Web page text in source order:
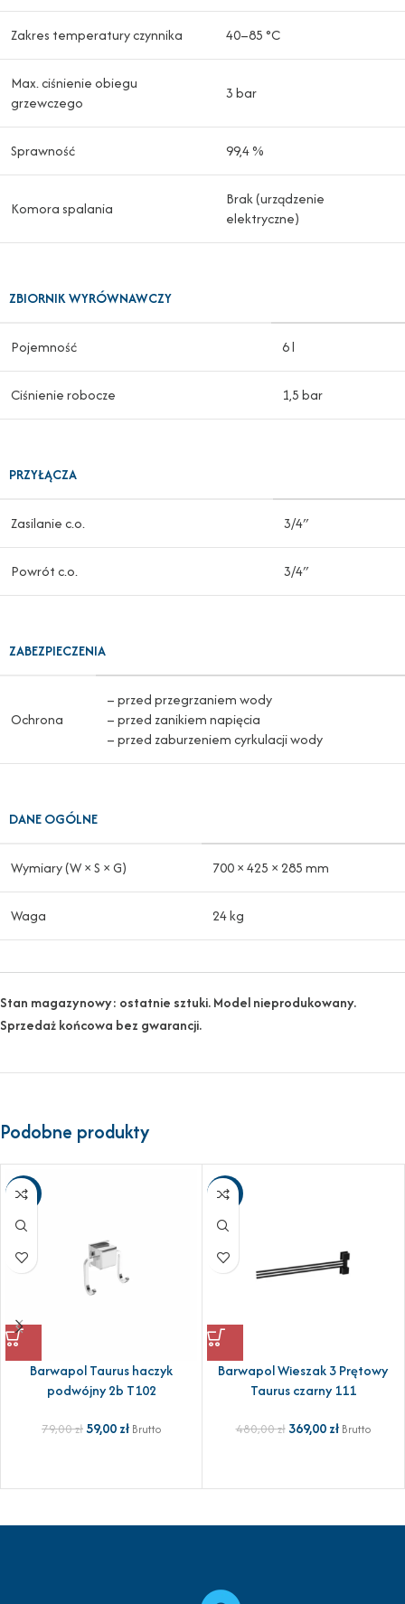
Zakres temperatury czynnika 40–85 °C
Max. ciśnienie obiegu
grzewczego
3 bar
Sprawność 99,4 %
Komora spalania
Brak (urządzenie
elektryczne)
ZBIORNIK WYRÓWNAWCZY
Pojemność 6 l
Ciśnienie robocze 1,5 bar
PRZYŁĄCZA
Zasilanie c.o. 3/4″
Powrót c.o. 3/4″
ZABEZPIECZENIA
Ochrona
– przed przegrzaniem wody
– przed zanikiem napięcia
– przed zaburzeniem cyrkulacji wody
DANE OGÓLNE
Wymiary (W × S × G) 700 × 425 × 285 mm
Waga 24 kg
Stan magazynowy: ostatnie sztuki. Model nieprodukowany.
Sprzedaż końcowa bez gwarancji.
Podobne produkty
-25%
Barwapol Taurus haczyk
podwójny 2b T102
79,00zł59,00zł Brutto
-23%
Barwapol Wieszak 3 Prętowy
Taurus czarny 111
480,00zł 369,00zł Brutto